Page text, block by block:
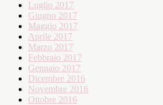
Luglio 2017
Giugno 2017
Maggio 2017
Aprile 2017
Marzo 2017
Febbraio 2017
Gennaio 2017
Dicembre 2016
Novembre 2016
Ottobre 2016